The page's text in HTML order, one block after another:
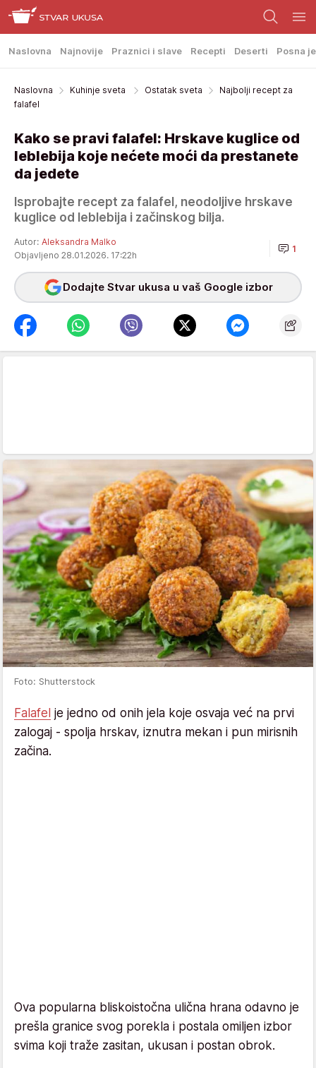
Naslovna Najnovije Praznici i slave Recepti Deserti Posna
Naslovna Kuhinje sveta Ostatak sveta
Najbolji recept za
falafel
Kako se pravi falafel: Hrskave kuglice od
leblebija koje nećete moći da prestanete
da jedete
Isprobajte recept za falafel, neodoljive hrskave
kuglice od leblebija i začinskog bilja.
Autor: Aleksandra Malko
Objavljeno 28.01.2026. 17:22h
1
Dodajte Stvar ukusa u vaš Google izbor
Foto: Shutterstock
Falafel je jedno od onih jela koje osvaja već na prvi
zalogaj - spolja hrskav, iznutra mekan i pun mirisnih
začina.
Ova popularna bliskoistočna ulična hrana odavno je
prešla granice svog porekla i postala omiljen izbor
svima koji traže zasitan, ukusan i postan obrok.